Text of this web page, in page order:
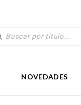
NOVEDADES